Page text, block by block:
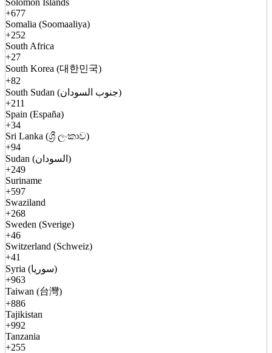
Solomon Islands
+677
Somalia (Soomaaliya)
+252
South Africa
+27
South Korea (대한민국)
+82
South Sudan (جنوب السودان)
+211
Spain (España)
+34
Sri Lanka (ශ්‍රී ලංකාව)
+94
Sudan (السودان)
+249
Suriname
+597
Swaziland
+268
Sweden (Sverige)
+46
Switzerland (Schweiz)
+41
Syria (سوريا)
+963
Taiwan (台灣)
+886
Tajikistan
+992
Tanzania
+255